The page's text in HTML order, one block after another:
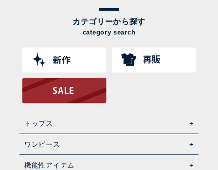
カテゴリーから探す
category search
トップス
ワンピース
機能性アイテム